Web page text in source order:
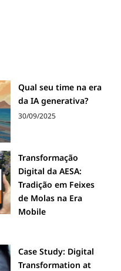
Qual seu time na era
da IA generativa?
30/09/2025
Transformação
Digital da AESA:
Tradição em Feixes
de Molas na Era
Mobile
Case Study: Digital
Transformation at